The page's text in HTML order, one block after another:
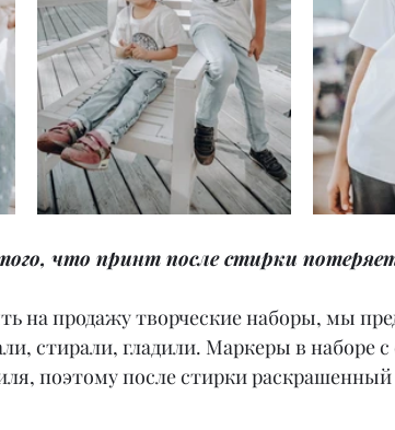
что принт после стирки
на продажу творческие наборы, мы
стирали, гладили. Маркеры в наборе
поэтому после стирки раскрашенный